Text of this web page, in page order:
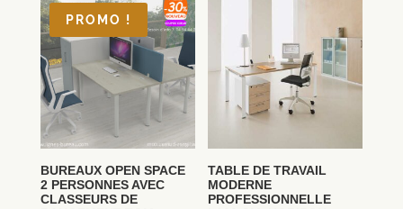
PROMO !
BUREAUX OPEN SPACE
2 PERSONNES AVEC
CLASSEURS DE
TABLE DE TRAVAIL
MODERNE
PROFESSIONNELLE